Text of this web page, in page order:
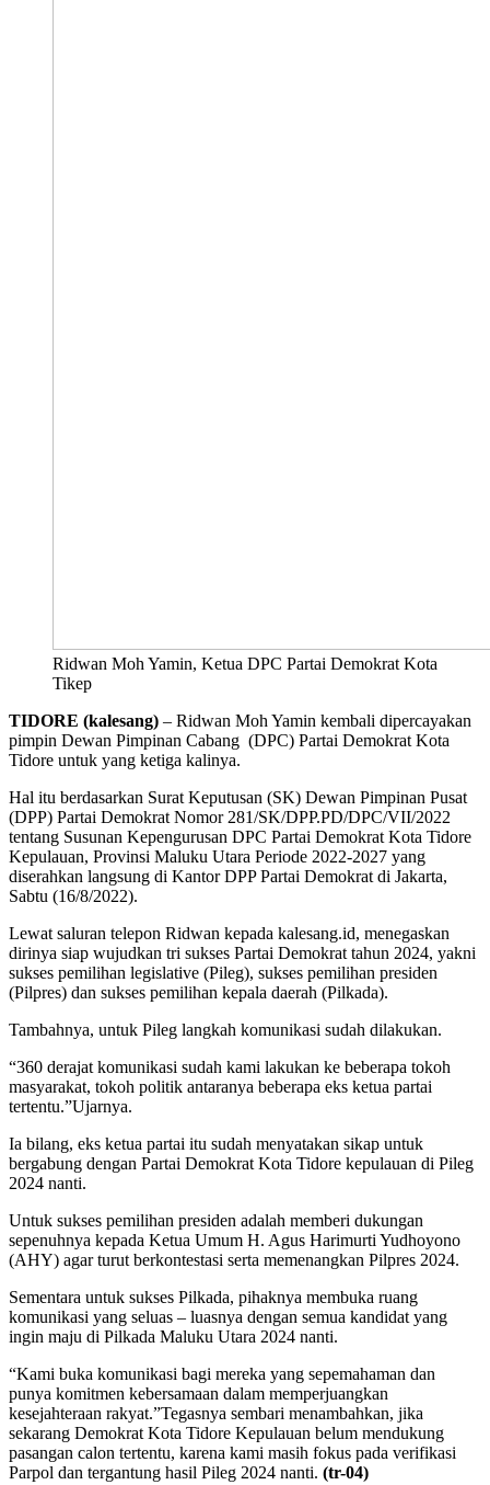
Ridwan Moh Yamin, Ketua DPC Partai Demokrat Kota
Tikep
TIDORE (kalesang) – Ridwan Moh Yamin kembali dipercayakan
pimpin Dewan Pimpinan Cabang (DPC) Partai Demokrat Kota
Tidore untuk yang ketiga kalinya.
Hal itu berdasarkan Surat Keputusan (SK) Dewan Pimpinan Pusat
(DPP) Partai Demokrat Nomor 281/SK/DPP.PD/DPC/VII/2022
tentang Susunan Kepengurusan DPC Partai Demokrat Kota Tidore
Kepulauan, Provinsi Maluku Utara Periode 2022-2027 yang
diserahkan langsung di Kantor DPP Partai Demokrat di Jakarta,
Sabtu (16/8/2022).
Lewat saluran telepon Ridwan kepada kalesang.id, menegaskan
dirinya siap wujudkan tri sukses Partai Demokrat tahun 2024, yakni
sukses pemilihan legislative (Pileg), sukses pemilihan presiden
(Pilpres) dan sukses pemilihan kepala daerah (Pilkada).
Tambahnya, untuk Pileg langkah komunikasi sudah dilakukan.
“360 derajat komunikasi sudah kami lakukan ke beberapa tokoh
masyarakat, tokoh politik antaranya beberapa eks ketua partai
tertentu.”Ujarnya.
Ia bilang, eks ketua partai itu sudah menyatakan sikap untuk
bergabung dengan Partai Demokrat Kota Tidore kepulauan di Pileg
2024 nanti.
Untuk sukses pemilihan presiden adalah memberi dukungan
sepenuhnya kepada Ketua Umum H. Agus Harimurti Yudhoyono
(AHY) agar turut berkontestasi serta memenangkan Pilpres 2024.
Sementara untuk sukses Pilkada, pihaknya membuka ruang
komunikasi yang seluas – luasnya dengan semua kandidat yang
ingin maju di Pilkada Maluku Utara 2024 nanti.
“Kami buka komunikasi bagi mereka yang sepemahaman dan
punya komitmen kebersamaan dalam memperjuangkan
kesejahteraan rakyat.”Tegasnya sembari menambahkan, jika
sekarang Demokrat Kota Tidore Kepulauan belum mendukung
pasangan calon tertentu, karena kami masih fokus pada verifikasi
Parpol dan tergantung hasil Pileg 2024 nanti. (tr-04)